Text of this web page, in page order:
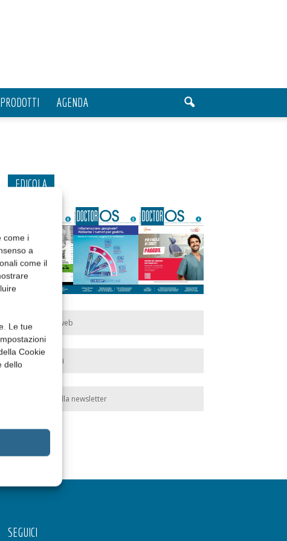
come i
a
come il
Le tue
Cookie
dello
PRODOTTI AGENDA
EDICOLA
Edicola web
Abbonati
Iscriviti alla newsletter
SEGUICI